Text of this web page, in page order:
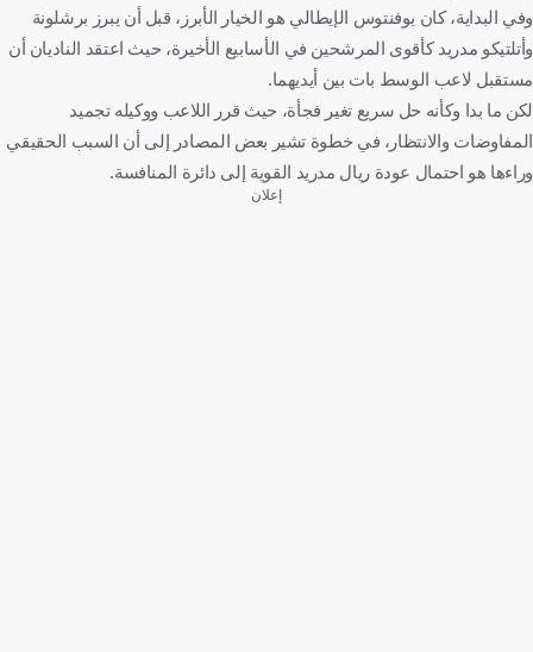
وفي البداية، كان يوفنتوس الإيطالي هو الخيار الأبرز، قبل أن يبرز برشلونة
وأتلتيكو مدريد كأقوى المرشحين في الأسابيع الأخيرة، حيث اعتقد الناديان أن
مستقبل لاعب الوسط بات بين أيديهما.
لكن ما بدا وكأنه حل سريع تغير فجأة، حيث قرر اللاعب ووكيله تجميد
المفاوضات والانتظار، في خطوة تشير بعض المصادر إلى أن السبب الحقيقي
وراءها هو احتمال عودة ريال مدريد القوية إلى دائرة المنافسة.
إعلان